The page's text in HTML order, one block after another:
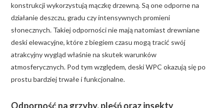
konstrukcji wykorzystują mączkę drzewną. Są one odporne na
działanie deszczu, gradu czy intensywnych promieni
słonecznych. Takiej odporności nie mają natomiast drewniane
deski elewacyjne, które z biegiem czasu mogą tracić swój
atrakcyjny wygląd właśnie na skutek warunków
atmosferycznych. Pod tym względem, deski WPC okazują się po
prostu bardziej trwałe i funkcjonalne.
Odporność na grzyby, pleśń oraz insekty